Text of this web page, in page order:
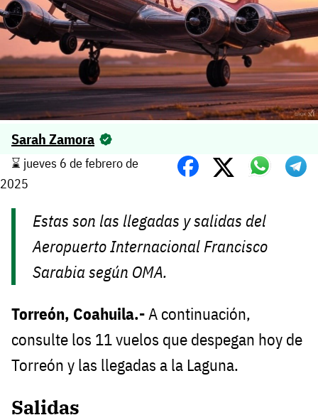
Sarah Zamora
⌛️ jueves 6 de febrero de
2025
Estas son las llegadas y salidas del
Aeropuerto Internacional Francisco
Sarabia según OMA.
Torreón, Coahuila.-A continuación,
consulte los 11 vuelos que despegan hoy de
Torreón y las llegadas a la Laguna.
Salidas